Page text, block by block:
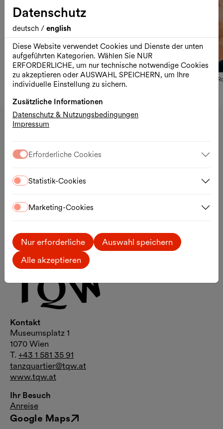
Ronja Elina Kappl
Tanzquartier Wien
Kontakt
Museumsplatz 1
1070 Wien
T. +43 1 581 35 91
tanzquartier@tqw.at
www.tqw.at
Ihr Besuch
Anreise
Google Maps
Externer Link
Datenschutz
deutsch / english
Diese Website verwendet Cookies und Dienste der unten
aufgeführten Kategorien. Wählen Sie NUR
ERFORDERLICHE, um nur technische notwendige Cookies
zu akzeptieren oder AUSWAHL SPEICHERN, um Ihre
individuelle Einstellung zu sichern.
Zusätzliche Informationen
Datenschutz & Nutzungsbedingungen
Impressum
Erforderliche Cookies
Statistik-Cookies
Marketing-Cookies
Nur erforderliche
Auswahl speichern
Alle akzeptieren